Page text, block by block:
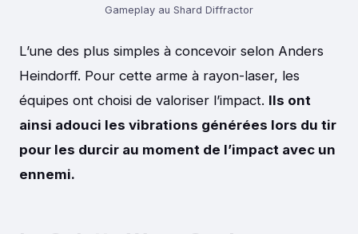
Gameplay au Shard Diffractor
L’une des plus simples à concevoir selon Anders
Heindorff. Pour cette arme à rayon-laser, les
équipes ont choisi de valoriser l’impact. Ils ont
ainsi adouci les vibrations générées lors du tir
pour les durcir au moment de l’impact avec un
ennemi.